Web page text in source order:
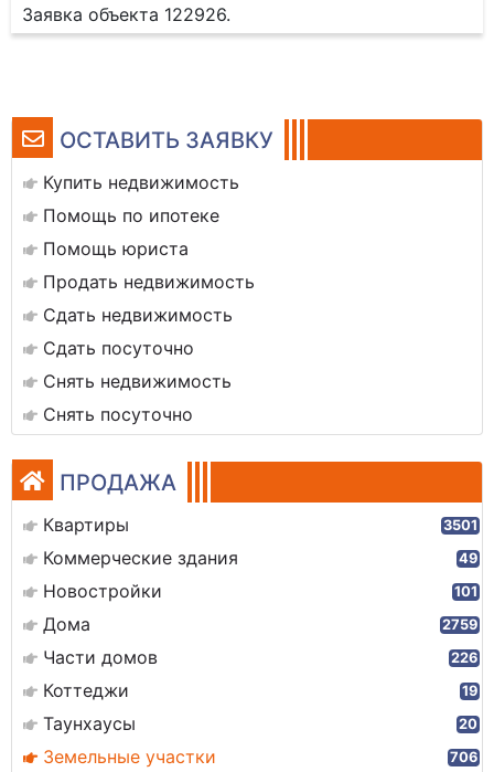
ОСТАВИТЬ ЗАЯВКУ
Купить недвижимость
Помощь по ипотеке
Помощь юриста
Продать недвижимость
Сдать недвижимость
Сдать посуточно
Снять недвижимость
Снять посуточно
ПРОДАЖА
Квартиры 3501
Коммерческие здания 49
Новостройки 101
Дома 2759
Части домов 226
Коттеджи 19
Таунхаусы 20
Земельные участки 706
Заявка объекта 122926.